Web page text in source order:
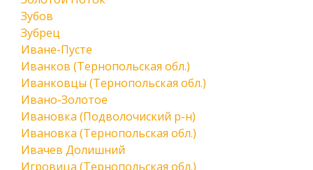
Зубов
Зубрец
Иване-Пусте
Иванков (Тернопольская обл.)
Иванковцы (Тернопольская обл.)
Ивано-Золотое
Ивановка (Подволочиский р-н)
Ивановка (Тернопольская обл.)
Ивачев Долишний
Игровица (Тернопольская обл.)